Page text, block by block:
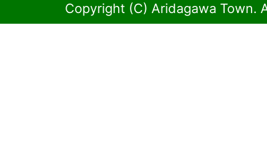
Copyright (C) Aridagawa Town.